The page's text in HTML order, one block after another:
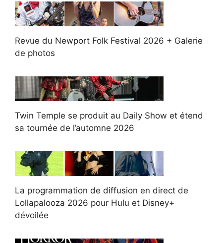
Revue du Newport Folk Festival 2026 + Galerie
de photos
Twin Temple se produit au Daily Show et étend
sa tournée de l’automne 2026
La programmation de diffusion en direct de
Lollapalooza 2026 pour Hulu et Disney+
dévoilée